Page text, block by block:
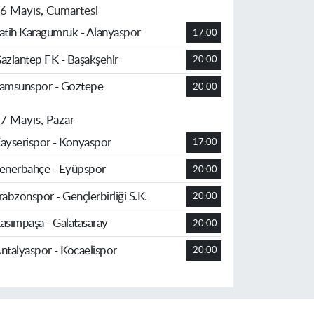
Mayıs, Cumartesi
Karagümrük - Alanyaspor
17:00
FK - Başakşehir 20:00
- Göztepe 20:00
Mayıs, Pazar
- Konyaspor
17:00
- Eyüpspor 20:00
- Gençlerbirliği S.K. 20:00
- Galatasaray 20:00
- Kocaelispor 20:00